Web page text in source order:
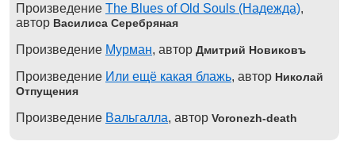
Произведение The Blues of Old Souls (Надежда),
автор Василиса Серебряная
Произведение Мурман, автор Дмитрий Новиковъ
Произведение Или ещё какая блажь, автор Николай
Отпущения
Произведение Вальгалла, автор Voronezh-death